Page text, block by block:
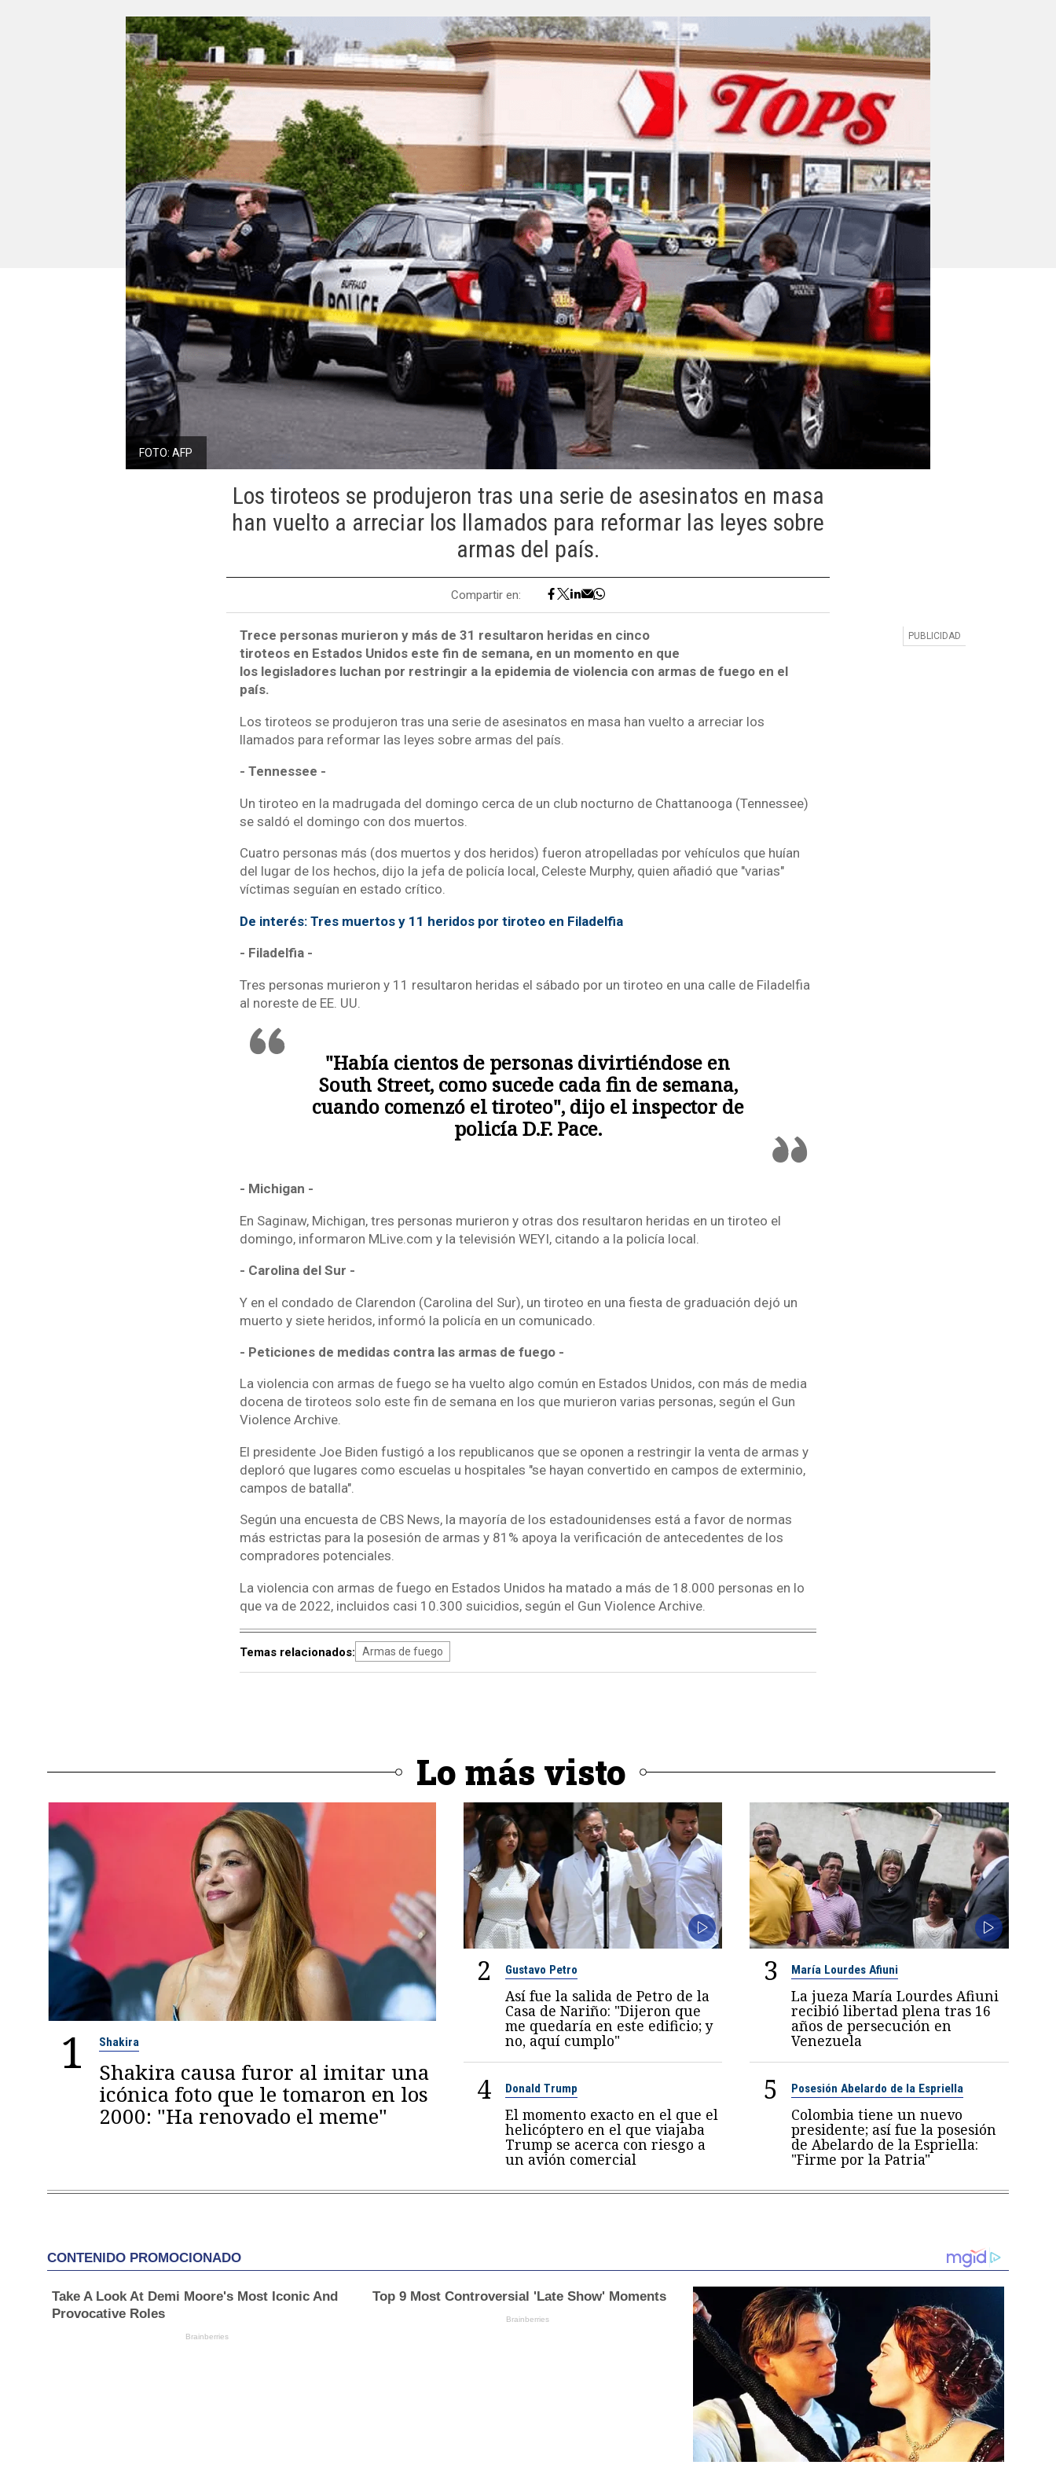
FOTO: AFP
Los tiroteos se produjeron tras una serie de asesinatos en masa
han vuelto a arreciar los llamados para reformar las leyes sobre
armas del país.
Compartir en:
Trece personas murieron y más de 31 resultaron heridas en cinco
tiroteos en Estados Unidos este fin de semana, en un momento en que
los legisladores luchan por restringir a la epidemia de violencia con armas de fuego en el
país.
Los tiroteos se produjeron tras una serie de asesinatos en masa han vuelto a arreciar los
llamados para reformar las leyes sobre armas del país.
- Tennessee -
Un tiroteo en la madrugada del domingo cerca de un club nocturno de Chattanooga (Tennessee)
se saldó el domingo con dos muertos.
Cuatro personas más (dos muertos y dos heridos) fueron atropelladas por vehículos que huían
del lugar de los hechos, dijo la jefa de policía local, Celeste Murphy, quien añadió que "varias"
víctimas seguían en estado crítico.
De interés: Tres muertos y 11 heridos por tiroteo en Filadelfia
- Filadelfia -
Tres personas murieron y 11 resultaron heridas el sábado por un tiroteo en una calle de Filadelfia
al noreste de EE. UU.
"Había cientos de personas divirtiéndose en
South Street, como sucede cada fin de semana,
cuando comenzó el tiroteo", dijo el inspector de
policía D.F. Pace.
- Michigan -
En Saginaw, Michigan, tres personas murieron y otras dos resultaron heridas en un tiroteo el
domingo, informaron MLive.com y la televisión WEYI, citando a la policía local.
- Carolina del Sur -
Y en el condado de Clarendon (Carolina del Sur), un tiroteo en una fiesta de graduación dejó un
muerto y siete heridos, informó la policía en un comunicado.
- Peticiones de medidas contra las armas de fuego -
La violencia con armas de fuego se ha vuelto algo común en Estados Unidos, con más de media
docena de tiroteos solo este fin de semana en los que murieron varias personas, según el Gun
Violence Archive.
El presidente Joe Biden fustigó a los republicanos que se oponen a restringir la venta de armas y
deploró que lugares como escuelas u hospitales "se hayan convertido en campos de exterminio,
campos de batalla".
Según una encuesta de CBS News, la mayoría de los estadounidenses está a favor de normas
más estrictas para la posesión de armas y 81% apoya la verificación de antecedentes de los
compradores potenciales.
La violencia con armas de fuego en Estados Unidos ha matado a más de 18.000 personas en lo
que va de 2022, incluidos casi 10.300 suicidios, según el Gun Violence Archive.
Temas relacionados: Armas de fuego
Lo más visto
1 Shakira
Shakira causa furor al imitar una
icónica foto que le tomaron en los
2000: "Ha renovado el meme"
2 Gustavo Petro
Así fue la salida de Petro de la
Casa de Nariño: "Dijeron que
me quedaría en este edificio; y
no, aquí cumplo"
3 María Lourdes Afiuni
La jueza María Lourdes Afiuni
recibió libertad plena tras 16
años de persecución en
Venezuela
4 Donald Trump
El momento exacto en el que el
helicóptero en el que viajaba
Trump se acerca con riesgo a
un avión comercial
5 Posesión Abelardo de la Espriella
Colombia tiene un nuevo
presidente; así fue la posesión
de Abelardo de la Espriella:
"Firme por la Patria"